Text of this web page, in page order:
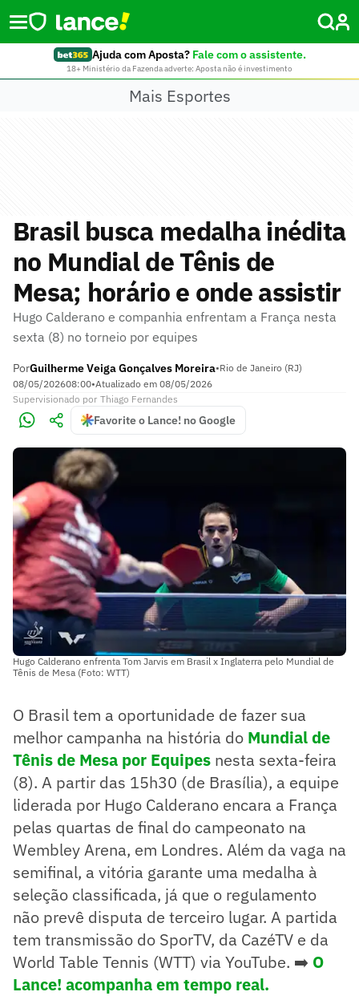
Ajuda com Aposta? Fale com o assistente.
18+ Ministério da Fazenda adverte: Aposta não é investimento
Mais Esportes
Brasil busca medalha inédita
no Mundial de Tênis de
Mesa; horário e onde assistir
Hugo Calderano e companhia enfrentam a França nesta
sexta (8) no torneio por equipes
PorGuilherme Veiga Gonçalves Moreira•Rio de Janeiro (RJ)
08/05/202608:00•Atualizado em 08/05/2026
Supervisionado por Thiago Fernandes
Favorite o Lance! no Google
Hugo Calderano enfrenta Tom Jarvis em Brasil x Inglaterra pelo Mundial de
Tênis de Mesa (Foto: WTT)
O Brasil tem a oportunidade de fazer sua
melhor campanha na história do Mundial de
Tênis de Mesa por Equipes nesta sexta-feira
(8). A partir das 15h30 (de Brasília), a equipe
liderada por Hugo Calderano encara a França
pelas quartas de final do campeonato na
Wembley Arena, em Londres. Além da vaga na
semifinal, a vitória garante uma medalha à
seleção classificada, já que o regulamento
não prevê disputa de terceiro lugar. A partida
tem transmissão do SporTV, da CazéTV e da
World Table Tennis (WTT) via YouTube. ➡️ O
Lance! acompanha em tempo real.